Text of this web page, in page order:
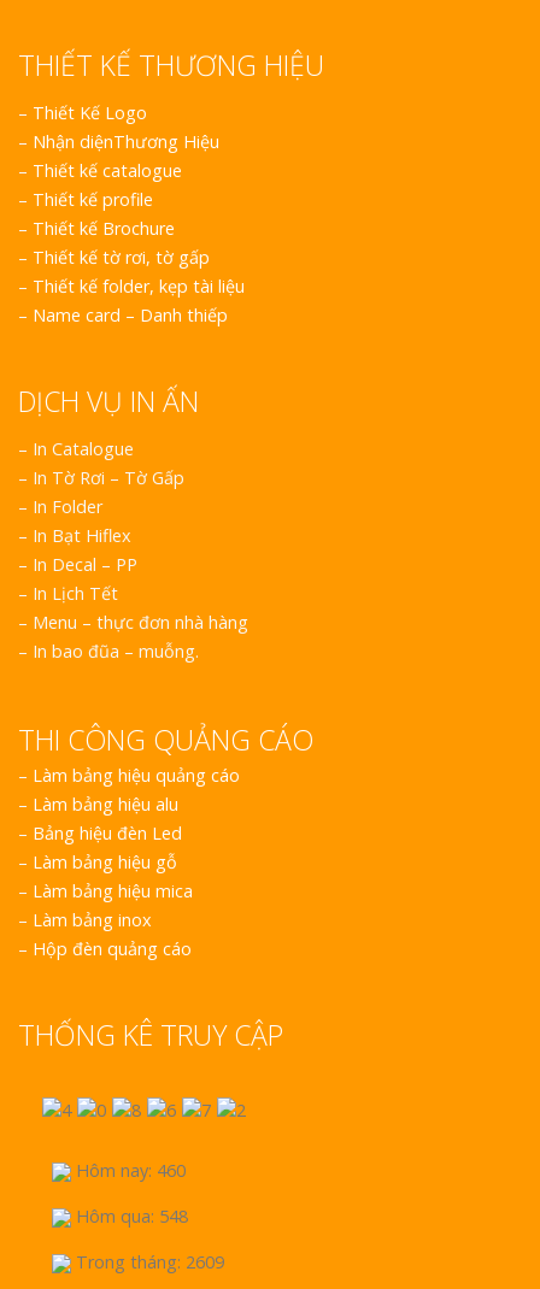
THIẾT KẾ THƯƠNG HIỆU
– Thiết Kế Logo
– Nhận diệnThương Hiệu
– Thiết kế catalogue
– Thiết kế profile
– Thiết kế Brochure
– Thiết kế tờ rơi, tờ gấp
– Thiết kế folder, kẹp tài liệu
– Name card – Danh thiếp
DỊCH VỤ IN ẤN
– In Catalogue
– In Tờ Rơi – Tờ Gấp
– In Folder
– In Bạt Hiflex
– In Decal – PP
– In Lịch Tết
– Menu – thực đơn nhà hàng
– In bao đũa – muỗng.
THI CÔNG QUẢNG CÁO
– Làm bảng hiệu quảng cáo
– Làm bảng hiệu alu
– Bảng hiệu đèn Led
– Làm bảng hiệu gỗ
– Làm bảng hiệu mica
– Làm bảng inox
– Hộp đèn quảng cáo
THỐNG KÊ TRUY CẬP
Hôm nay: 460
Hôm qua: 548
Trong tháng: 2609